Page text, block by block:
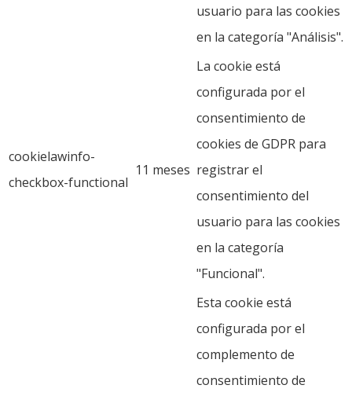
usuario para las cookies
en la categoría "Análisis".
cookielawinfo-
checkbox-functional
11 meses
La cookie está
configurada por el
consentimiento de
cookies de GDPR para
registrar el
consentimiento del
usuario para las cookies
en la categoría
"Funcional".
Esta cookie está
configurada por el
complemento de
consentimiento de